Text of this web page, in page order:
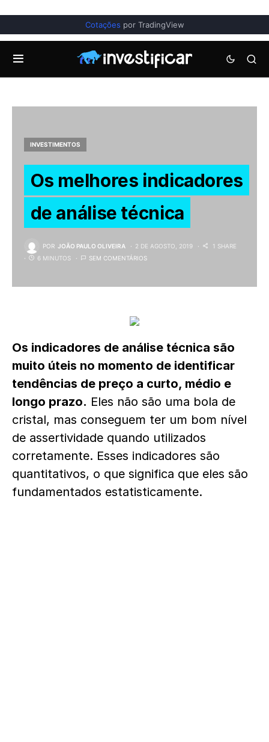
Cotações por TradingView
INVESTIMENTOS
Os melhores indicadores
de análise técnica
POR JOÃO PAULO OLIVEIRA 2 DE AGOSTO, 2019
1 SHARE
6 MINUTOS
SEM COMENTÁRIOS
Os indicadores de análise técnica são
muito úteis no momento de identificar
tendências de preço a curto, médio e
longo prazo. Eles não são uma bola de
cristal, mas conseguem ter um bom nível
de assertividade quando utilizados
corretamente. Esses indicadores são
quantitativos, o que significa que eles são
fundamentados estatisticamente.